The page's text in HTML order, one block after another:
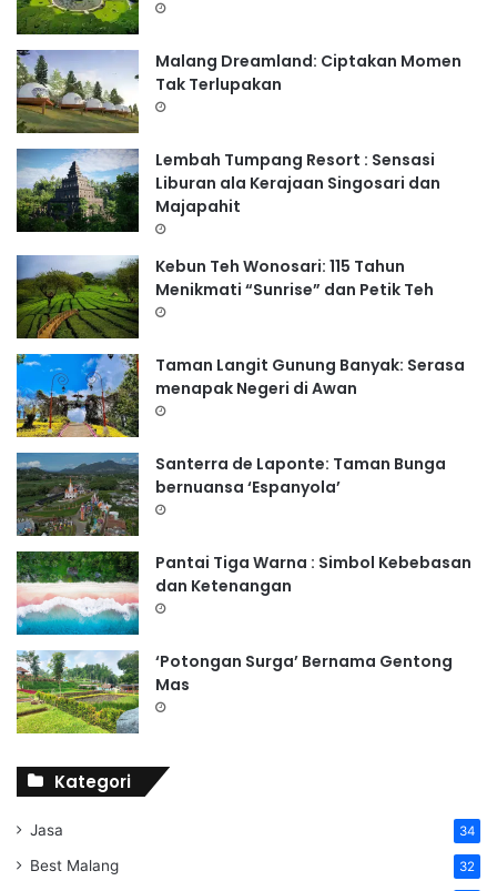
Malang Dreamland: Ciptakan Momen
Tak Terlupakan
Lembah Tumpang Resort : Sensasi
Liburan ala Kerajaan Singosari dan
Majapahit
Kebun Teh Wonosari: 115 Tahun
Menikmati “Sunrise” dan Petik Teh
Taman Langit Gunung Banyak: Serasa
menapak Negeri di Awan
Santerra de Laponte: Taman Bunga
bernuansa ‘Espanyola’
Pantai Tiga Warna : Simbol Kebebasan
dan Ketenangan
‘Potongan Surga’ Bernama Gentong
Mas
Kategori
Jasa 34
Best Malang 32